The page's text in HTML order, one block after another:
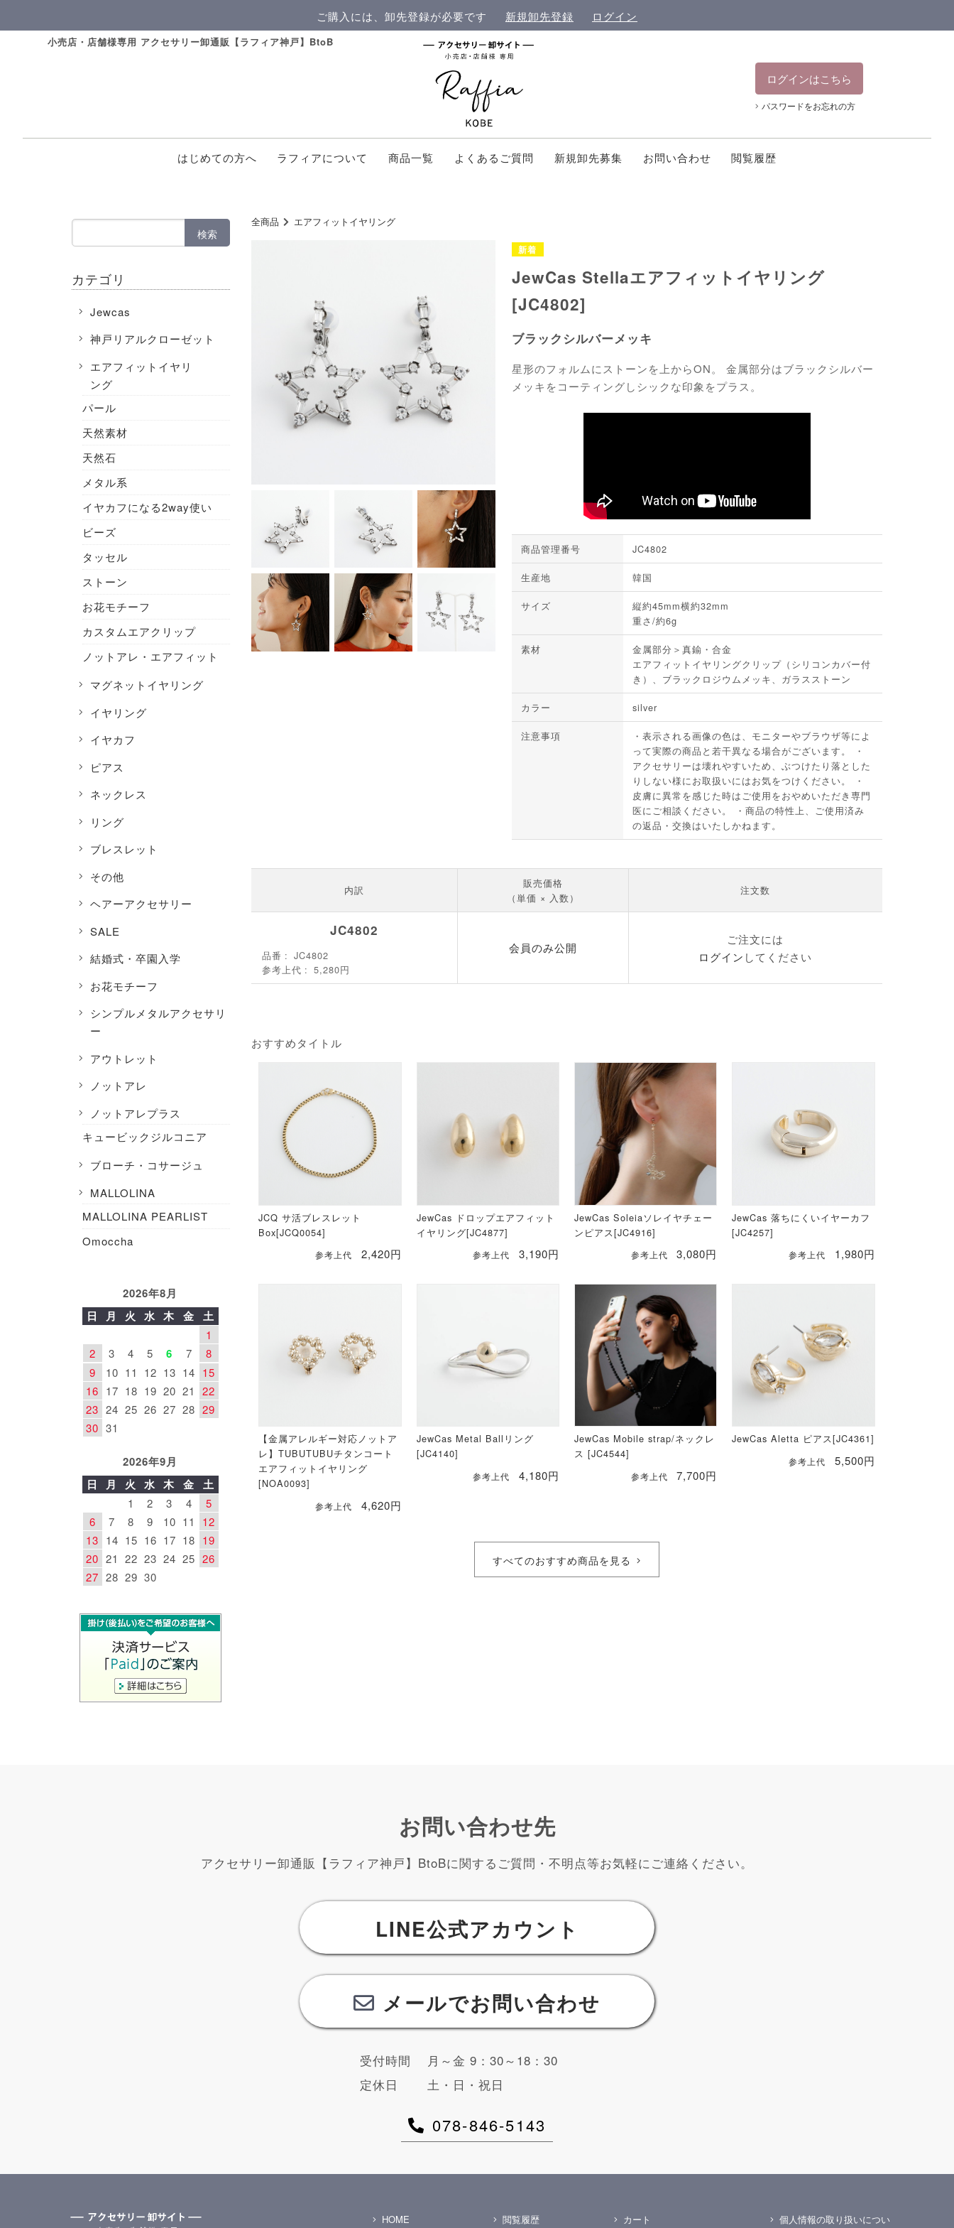
ご購入には、卸先登録が必要です 新規卸先登録 ログイン
小売店・店舗様専用 アクセサリー卸通販【ラフィア神戸】BtoB
ログインはこちら
パスワードをお忘れの方
はじめての方へ ラフィアについて 商品一覧 よくあるご質問 新規卸先募集 お問い合わせ 閲覧履歴
全商品 エアフィットイヤリング
JewCas Stellaエアフィットイヤリング
[JC4802]
ブラックシルバーメッキ
星形のフォルムにストーンを上からON。 金属部分はブラックシルバー
メッキをコーティングしシックな印象をプラス。
商品管理番号 JC4802
生産地 韓国
サイズ
縦約45mm横約32mm
重さ/約6g
素材
金属部分＞真鍮・合金
エアフィットイヤリングクリップ（シリコンカバー付
き）、ブラックロジウムメッキ、ガラスストーン
カラー silver
注意事項
・表示される画像の色は、モニターやブラウザ等によ
って実際の商品と若干異なる場合がございます。 ・
アクセサリーは壊れやすいため、ぶつけたり落とした
りしない様にお取扱いにはお気をつけください。 ・
皮膚に異常を感じた時はご使用をおやめいただき専門
医にご相談ください。 ・商品の特性上、ご使用済み
の返品・交換はいたしかねます。
内訳
販売価格
（単価 × 入数）
注文数
JC4802
品番
JC4802
参考上代
5,280円
会員のみ公開
ご注文には
ログイン してください
おすすめタイトル
JCQ サ活ブレスレット
Box[JCQ0054]
参考上代 2,420円
JewCas ドロップエアフィット
イヤリング[JC4877]
参考上代 3,190円
JewCas Soleiaソレイヤチェー
ンピアス[JC4916]
参考上代 3,080円
JewCas 落ちにくいイヤーカフ
[JC4257]
参考上代 1,980円
【金属アレルギー対応ノットア
レ】TUBUTUBUチタンコート
エアフィットイヤリング
[NOA0093]
参考上代 4,620円
JewCas Metal Ballリング
[JC4140]
参考上代 4,180円
JewCas Mobile strap/ネックレ
ス [JC4544]
参考上代 7,700円
JewCas Aletta ピアス[JC4361]
参考上代 5,500円
すべてのおすすめ商品を見る
検索
カテゴリ
Jewcas
神戸リアルクローゼット
エアフィットイヤリ
ング
パール
天然素材
天然石
メタル系
イヤカフになる2way使い
ビーズ
タッセル
ストーン
お花モチーフ
カスタムエアクリップ
ノットアレ・エアフィット
マグネットイヤリング
イヤリング
イヤカフ
ピアス
ネックレス
リング
ブレスレット
その他
ヘアーアクセサリー
SALE
結婚式・卒園入学
お花モチーフ
シンプルメタルアクセサリ
ー
アウトレット
ノットアレ
ノットアレプラス
キュービックジルコニア
ブローチ・コサージュ
MALLOLINA
MALLOLINA PEARLIST
Omoccha
2026年8月
日
月 火 水 木 金 土
1
2
3 4 5 6 7
8
9
10 11 12 13 14 15
16 17 18 19 20 21
22
23 24 25 26 27 28 29
30 31
2026年9月
日
月 火 水 木 金 土
1 2 3 4
5
6
7 8 9 10 11
12
13 14 15 16 17 18 19
20 21 22 23 24 25 26
27 28 29 30
お問い合わせ先
アクセサリー卸通販【ラフィア神戸】BtoBに関するご質問・不明点等お気軽にご連絡ください。
LINE公式アカウント
メールでお問い合わせ
受付時間
月～金 9：30～18：30
定休日
土・日・祝日
078-846-5143
HOME 閲覧履歴 カート 個人情報の取り扱いについ